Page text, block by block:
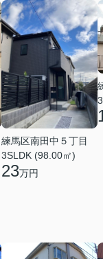
練馬区南田中５丁目
3SLDK (98.00㎡)
23万円